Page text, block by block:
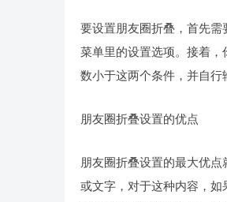
要设置朋友圈折叠，首先
菜单里的设置选项。接着
数小于这两个条件，并自行
朋友圈折叠设置的优点
朋友圈折叠设置的最大优
或文字，对于这种内容，